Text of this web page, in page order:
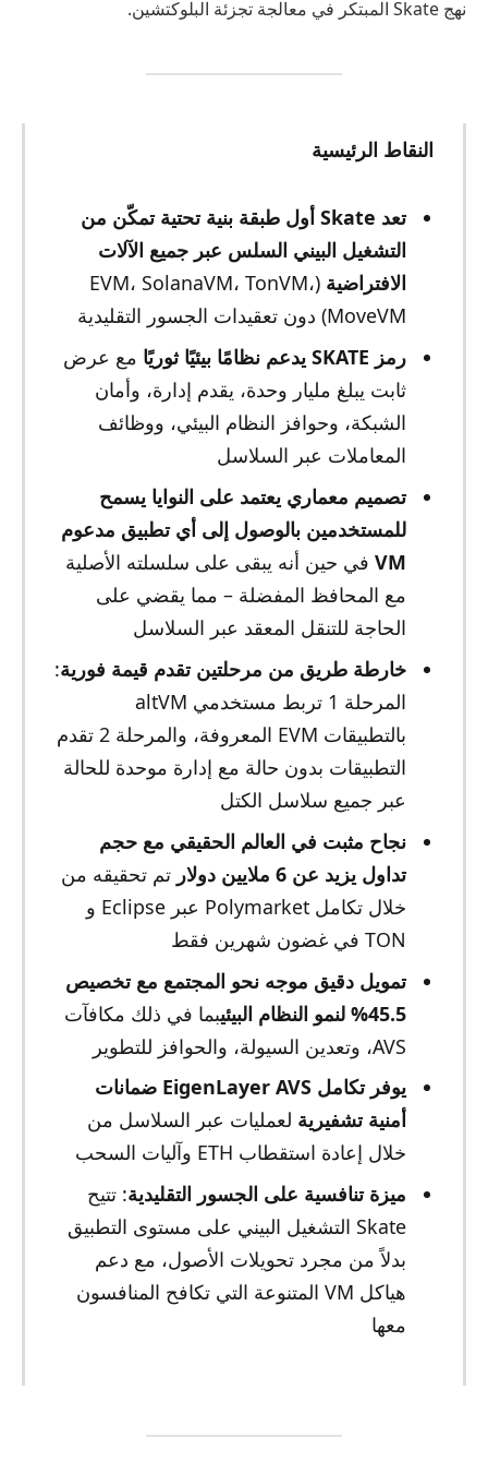
نهج Skate المبتكر في معالجة تجزئة البلوكتشين.
النقاط الرئيسية
تعد Skate أول طبقة بنية تحتية تمكّن من
التشغيل البيني السلس عبر جميع الآلات
الافتراضية (EVM، SolanaVM، TonVM،
MoveVM) دون تعقيدات الجسور التقليدية
رمز SKATE يدعم نظامًا بيئيًا ثوريًا
مع عرض
ثابت يبلغ مليار وحدة، يقدم إدارة، وأمان
الشبكة، وحوافز النظام البيئي، ووظائف
المعاملات عبر السلاسل
تصميم معماري يعتمد على النوايا يسمح
للمستخدمين بالوصول إلى أي تطبيق مدعوم
VMفي حين أنه يبقى على سلسلته الأصلية
مع المحافظ المفضلة – مما يقضي على
الحاجة للتنقل المعقد عبر السلاسل
خارطة طريق من مرحلتين تقدم قيمة فورية:
المرحلة 1 تربط مستخدمي altVM
بالتطبيقات EVM المعروفة، والمرحلة 2 تقدم
التطبيقات بدون حالة مع إدارة موحدة للحالة
عبر جميع سلاسل الكتل
نجاح مثبت في العالم الحقيقي مع حجم
تداول يزيد عن 6 ملايين دولار
تم تحقيقه من
خلال تكامل Polymarket عبر Eclipse و
TON في غضون شهرين فقط
تمويل دقيق موجه نحو المجتمع مع تخصيص
45.5% لنمو النظام البيئي
بما في ذلك مكافآت
AVS، وتعدين السيولة، والحوافز للتطوير
يوفر تكامل EigenLayer AVS ضمانات
أمنية تشفيرية لعمليات عبر السلاسل من
خلال إعادة استقطاب ETH وآليات السحب
ميزة تنافسية على الجسور التقليدية: تتيح
Skate التشغيل البيني على مستوى التطبيق
بدلاً من مجرد تحويلات الأصول، مع دعم
هياكل VM المتنوعة التي تكافح المنافسون
معها